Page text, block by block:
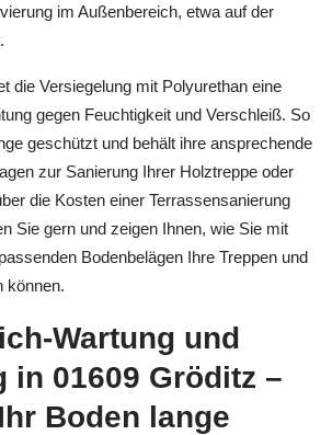
im Außenbereich, etwa auf der
die Versiegelung mit Polyurethan eine
gegen Feuchtigkeit und Verschleiß. So
geschützt und behält ihre ansprechende
zur Sanierung Ihrer Holztreppe oder
die Kosten einer Terrassensanierung
Sie gern und zeigen Ihnen, wie Sie mit
Bodenbelägen Ihre Treppen und
können.
Wartung und
in 01609 Gröditz –
Boden lange